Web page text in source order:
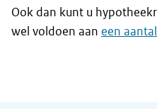
Ook dan kunt u
wel voldoen aan een